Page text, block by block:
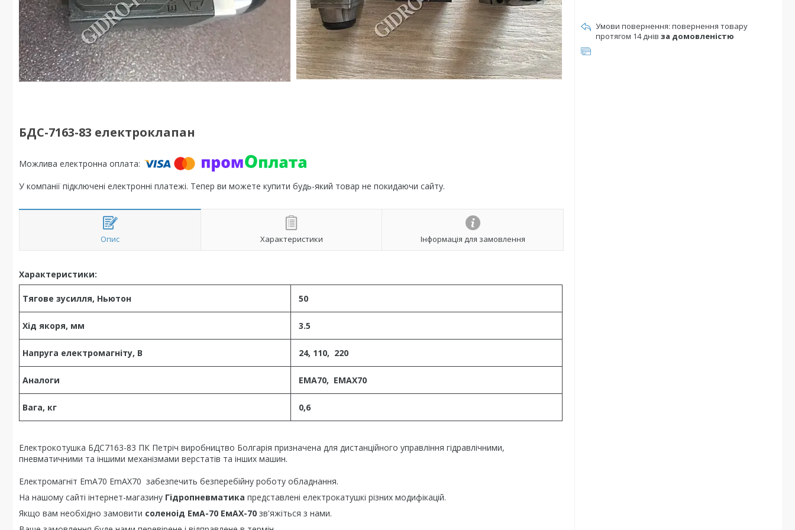
БДС-7163-83 електроклапан
У компанії підключені електронні платежі. Тепер ви можете купити будь-який товар не покидаючи сайту.
Опис Характеристики Інформація для замовлення
Характеристики:
Тягове зусилля, Ньютон 50
Хід якоря, мм 3.5
Напруга електромагніту, В 24, 110, 220
Аналоги ЕМА70, ЕМАХ70
Вага, кг 0,6
Електрокотушка БДС7163-83 ПК Петріч виробництво Болгарія призначена для дистанційного управління гідравлічними,
пневматичними та іншими механізмами верстатів та інших машин.
Електромагніт EmA70 EmAX70 забезпечить безперебійну роботу обладнання.
На нашому сайті інтернет-магазину Гідропневматика представлені електрокатушкі різних модифікацій.
Якщо вам необхідно замовити соленоід ЕмА-70 ЕмАХ-70 зв'яжіться з нами.
повернення товару
протягом 14 днів за домовленістю